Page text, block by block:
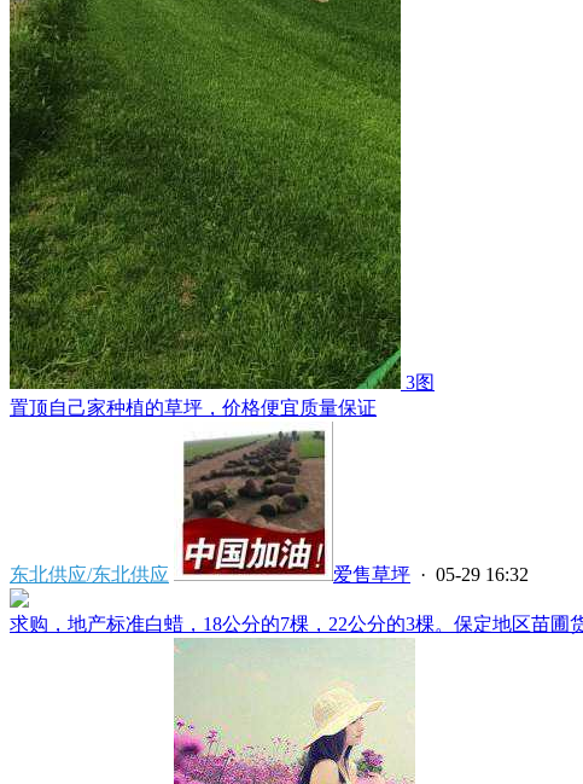
3图
置顶自己家种植的草坪，价格便宜质量保证
东北供应/东北供应 爱售草坪 · 05-29 16:32
求购，地产标准白蜡，18公分的7棵，22公分的3棵。保定地区苗圃